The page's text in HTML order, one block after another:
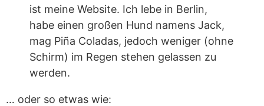
ist meine Website. Ich lebe in Berlin,
habe einen großen Hund namens Jack,
mag Piña Coladas, jedoch weniger (ohne
Schirm) im Regen stehen gelassen zu
werden.
… oder so etwas wie: